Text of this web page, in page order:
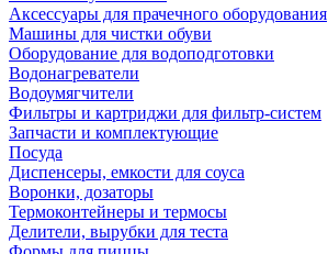
Аксессуары для прачечного оборудования
Машины для чистки обуви
Оборудование для водоподготовки
Водонагреватели
Водоумягчители
Фильтры и картриджи для фильтр-систем
Запчасти и комплектующие
Посуда
Диспенсеры, емкости для соуса
Воронки, дозаторы
Термоконтейнеры и термосы
Делители, вырубки для теста